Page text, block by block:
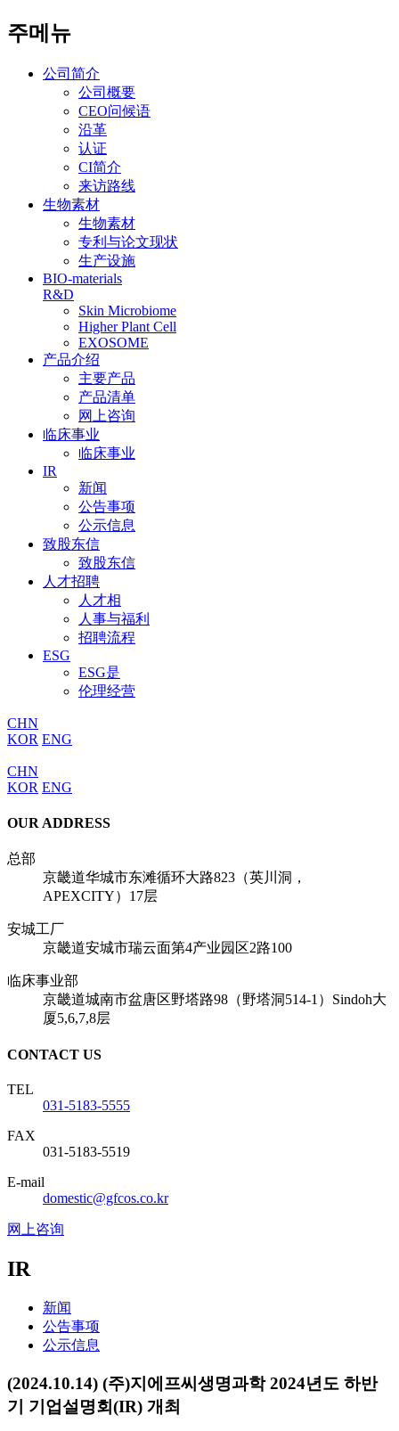
주메뉴
公司简介
公司概要
CEO问候语
沿革
认证
CI简介
来访路线
生物素材
生物素材
专利与论文现状
生产设施
BIO-materials
R&D
Skin Microbiome
Higher Plant Cell
EXOSOME
产品介绍
主要产品
产品清单
网上咨询
临床事业
临床事业
IR
新闻
公告事项
公示信息
致股东信
致股东信
人才招聘
人才相
人事与福利
招聘流程
ESG
ESG是
伦理经营
CHN
KOR ENG
CHN
KOR ENG
OUR ADDRESS
总部
京畿道华城市东滩循环大路823（英川洞，
APEXCITY）17层
安城工厂
京畿道安城市瑞云面第4产业园区2路100
临床事业部
京畿道城南市盆唐区野塔路98（野塔洞514-1）Sindoh大
厦5,6,7,8层
CONTACT US
TEL
031-5183-5555
FAX
031-5183-5519
E-mail
domestic@gfcos.co.kr
网上咨询
IR
新闻
公告事项
公示信息
(2024.10.14) (주)지에프씨생명과학 2024년도 하반
기 기업설명회(IR) 개최